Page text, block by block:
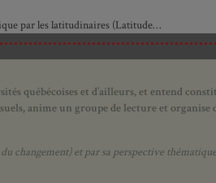
par les latitudinaires (Latitude…
québécoises et d’ailleurs, et entend
anime un groupe de lecture et organise
changement) et par sa perspective